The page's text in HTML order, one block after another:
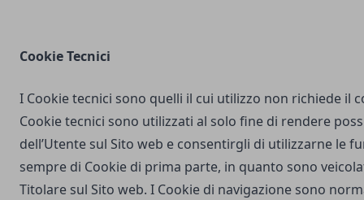
Cookie Tecnici
I Cookie tecnici sono quelli il cui utilizzo non richiede il
Cookie tecnici sono utilizzati al solo fine di rendere
dell’Utente sul Sito web e consentirgli di utilizzarne le
sempre di Cookie di prima parte, in quanto sono
Titolare sul Sito web. I Cookie di navigazione sono